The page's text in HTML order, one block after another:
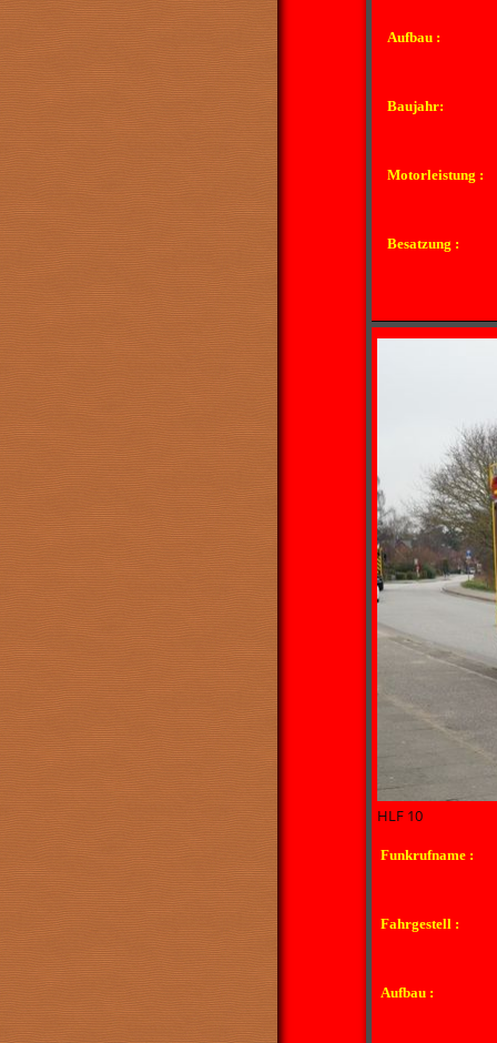
Aufbau :
Baujahr:
Motorleistung :
Besatzung :
HLF 10
Funkrufname :
Fahrgestell :
Aufbau :